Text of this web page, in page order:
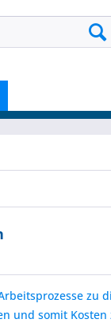
zu
und somit Kosten